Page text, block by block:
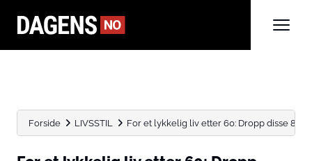
Forside LIVSSTIL For et lykkelig liv etter 60: Dropp disse 8